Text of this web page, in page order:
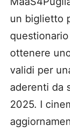
un biglietto
ottenere
validi per
aderenti da
2025. I